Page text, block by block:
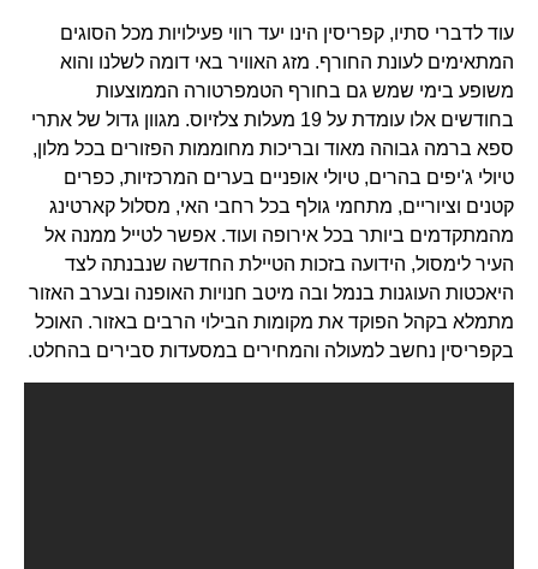
עוד לדברי סתיו, קפריסין הינו יעד רווי פעילויות מכל הסוגים
המתאימים לעונת החורף. מזג האוויר באי דומה לשלנו והוא
משופע בימי שמש גם בחורף הטמפרטורה הממוצעות
בחודשים אלו עומדת על 19 מעלות צלזיוס. מגוון גדול של אתרי
ספא ברמה גבוהה מאוד ובריכות מחוממות הפזורים בכל מלון,
טיולי ג'יפים בהרים, טיולי אופניים בערים המרכזיות, כפרים
קטנים וציוריים, מתחמי גולף בכל רחבי האי, מסלול קארטינג
מהמתקדמים ביותר בכל אירופה ועוד. אפשר לטייל ממנה אל
העיר לימסול, הידועה בזכות הטיילת החדשה שנבנתה לצד
היאכטות העוגנות בנמל ובה מיטב חנויות האופנה ובערב האזור
מתמלא בקהל הפוקד את מקומות הבילוי הרבים באזור. האוכל
בקפריסין נחשב למעולה והמחירים במסעדות סבירים בהחלט.